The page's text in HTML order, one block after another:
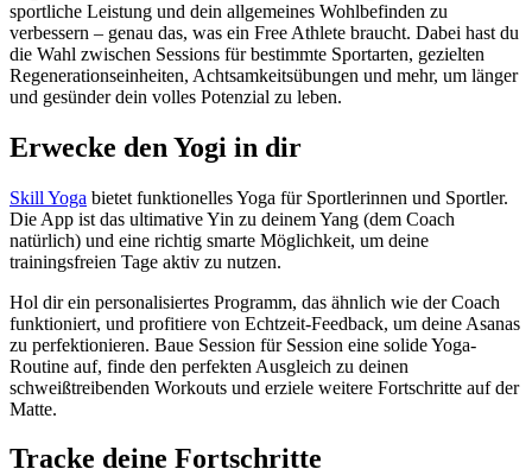
sportliche Leistung und dein allgemeines Wohlbefinden zu
verbessern – genau das, was ein Free Athlete braucht. Dabei hast du
die Wahl zwischen Sessions für bestimmte Sportarten, gezielten
Regenerationseinheiten, Achtsamkeitsübungen und mehr, um länger
und gesünder dein volles Potenzial zu leben.
Erwecke den Yogi in dir
Skill Yoga bietet funktionelles Yoga für Sportlerinnen und Sportler.
Die App ist das ultimative Yin zu deinem Yang (dem Coach
natürlich) und eine richtig smarte Möglichkeit, um deine
trainingsfreien Tage aktiv zu nutzen.
Hol dir ein personalisiertes Programm, das ähnlich wie der Coach
funktioniert, und profitiere von Echtzeit-Feedback, um deine Asanas
zu perfektionieren. Baue Session für Session eine solide Yoga-
Routine auf, finde den perfekten Ausgleich zu deinen
schweißtreibenden Workouts und erziele weitere Fortschritte auf der
Matte.
Tracke deine Fortschritte